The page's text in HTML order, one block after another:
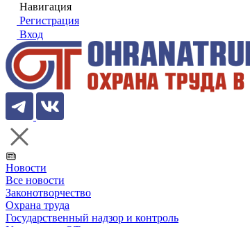
Навигация
Регистрация
Вход
Новости
Все новости
Законотворчество
Охрана труда
Государственный надзор и контроль